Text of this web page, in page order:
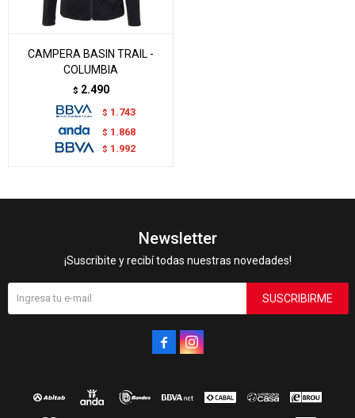
CAMPERA BASIN TRAIL -
COLUMBIA
$ 2.490
$ 1.743
$ 1.868
$ 1.992
Newsletter
¡Suscribite y recibí todas nuestras novedades!
SUSCRIBIRME
 